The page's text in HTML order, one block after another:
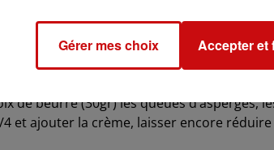
de beurre (30gr) les queues d’asperges,
et ajouter la crème, laisser encore
Gérer mes choix Accepter et